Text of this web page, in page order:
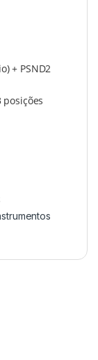
+ PSND2